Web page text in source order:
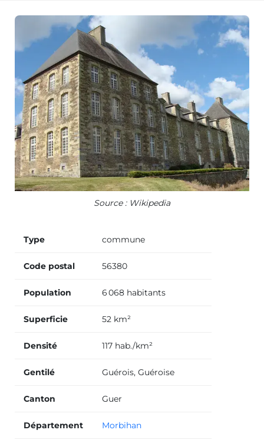
Source : Wikipedia
Type commune
Code postal 56380
Population 6 068 habitants
Superficie 52 km²
Densité 117 hab./km²
Gentilé Guérois, Guéroise
Canton Guer
Département Morbihan